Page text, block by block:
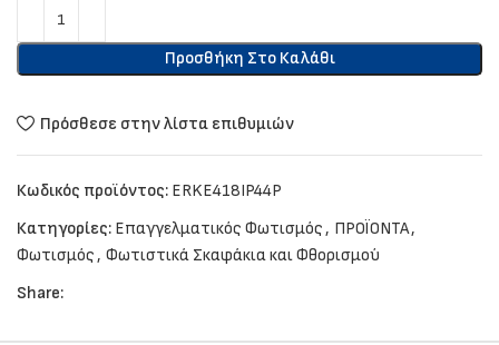
Προσθήκη Στο Καλάθι
Πρόσθεσε στην λίστα επιθυμιών
Κωδικός προϊόντος: ERKE418IP44P
Κατηγορίες: Επαγγελματικός Φωτισμός, ΠΡΟΪΟΝΤΑ,
Φωτισμός, Φωτιστικά Σκαφάκια και Φθορισμού
Share: